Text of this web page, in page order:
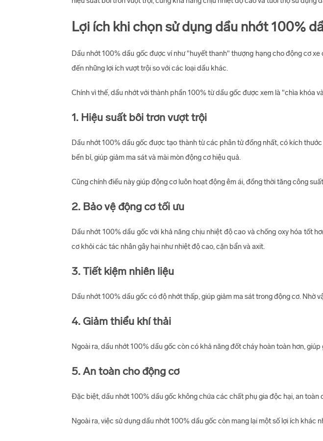
Lợi ích khi chọn sử dụng dầu nhớt 100%
Dầu nhớt 100% dầu gốc được ví như "huyết thanh" thượng hạng cho động cơ
đến những lợi ích vượt trội so với các loại dầu khác.
Chính vì thế, dầu nhớt với thành phần 100% từ dầu gốc được xem là "chìa khóa
1. Hiệu suất bôi trơn vượt trội
Dầu nhớt 100% dầu gốc được tạo thành từ các phân tử đồng nhất, có kích
bền bỉ, giúp giảm ma sát và mài mòn động cơ hiệu quả.
Cũng chính điều này giúp động cơ luôn hoạt động êm ái, đồng thời tăng công
2. Bảo vệ động cơ tối ưu
Dầu nhớt 100% dầu gốc với khả năng chịu nhiệt độ cao và chống oxy hóa tốt
cơ khỏi các tác nhân gây hại như nhiệt độ cao, cặn bẩn và axit.
3. Tiết kiệm nhiên liệu
Dầu nhớt 100% dầu gốc có độ nhớt thấp, giúp giảm ma sát trong động cơ. Nhờ
4. Giảm thiểu khí thải
Ngoài ra, dầu nhớt 100% dầu gốc còn có khả năng đốt cháy hoàn toàn hơn,
5. An toàn cho động cơ
Đặc biệt, dầu nhớt 100% dầu gốc không chứa các chất phụ gia độc hại, an toàn
Ngoài ra, việc sử dụng dầu nhớt 100% dầu gốc còn mang lại một số lợi ích khác